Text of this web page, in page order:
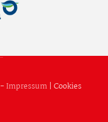
Impressum| Cookies